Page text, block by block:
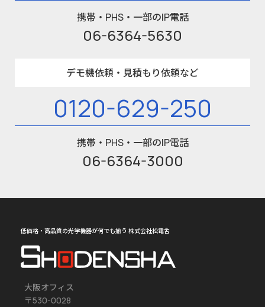
携帯・PHS・一部のIP電話
06-6364-5630
デモ機依頼・見積もり依頼など
0120-629-250
携帯・PHS・一部のIP電話
06-6364-3000
低価格・高品質の光学機器が何でも揃う 株式会社松電舎
大阪オフィス
〒530-0028